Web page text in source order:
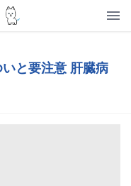
いと要注意 肝臓病